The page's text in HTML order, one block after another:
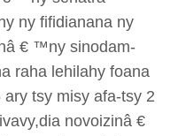
ny fifidianana ny
€ ™ny sinodam-
raha lehilahy foana
tsy misy afa-tsy 2
novoizinâ €